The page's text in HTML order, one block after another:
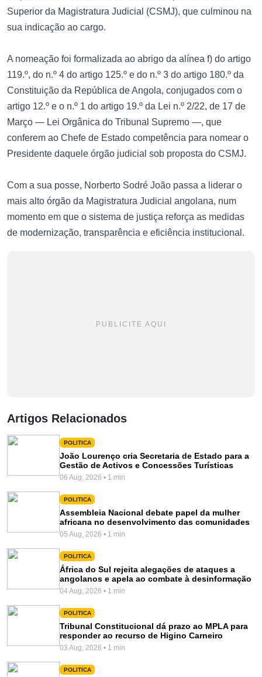
Superior da Magistratura Judicial (CSMJ), que culminou na
sua indicação ao cargo.
A nomeação foi formalizada ao abrigo da alínea f) do artigo
119.º, do n.º 4 do artigo 125.º e do n.º 3 do artigo 180.º da
Constituição da República de Angola, conjugados com o
artigo 12.º e o n.º 1 do artigo 19.º da Lei n.º 2/22, de 17 de
Março — Lei Orgânica do Tribunal Supremo —, que
conferem ao Chefe de Estado competência para nomear o
Presidente daquele órgão judicial sob proposta do CSMJ.
Com a sua posse, Norberto Sodré João passa a liderar o
mais alto órgão da Magistratura Judicial angolana, num
momento em que o sistema de justiça reforça as medidas
de modernização, transparência e eficiência institucional.
PUBLICITE AQUI
Artigos Relacionados
POLITICA
João Lourenço cria Secretaria de Estado para a
Gestão de Activos e Concessões Turísticas
06 Aug, 2026 • 1 min
POLITICA
Assembleia Nacional debate papel da mulher
africana no desenvolvimento das comunidades
05 Aug, 2026 • 1 min
POLITICA
África do Sul rejeita alegações de ataques a
angolanos e apela ao combate à desinformação
04 Aug, 2026 • 1 min
POLITICA
Tribunal Constitucional dá prazo ao MPLA para
responder ao recurso de Higino Carneiro
03 Aug, 2026 • 1 min
POLITICA